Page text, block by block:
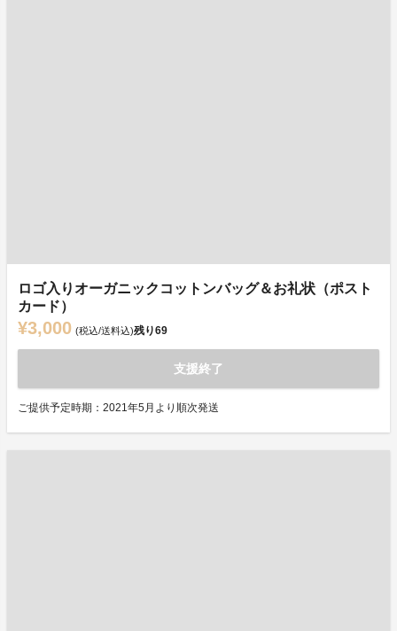
ロゴ入りオーガニックコットンバッグ＆お礼状（ポスト
カード）
¥3,000 (税込/送料込)残り69
支援終了
ご提供予定時期：2021年5月より順次発送